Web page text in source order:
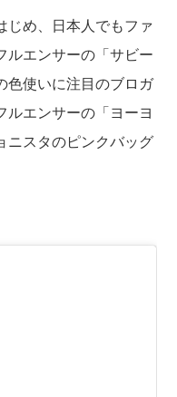
じめ、日本人でもファ
ルエンサーの「サビー
色使いに注目のブロガ
ルエンサーの「ヨーヨ
ニスタのピンクバッグ